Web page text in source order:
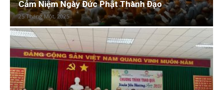
Cảm Niệm Ngày Đức Phật Thành Đạo
25 Tháng Một, 2025